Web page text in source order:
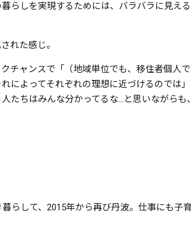
らしを実現するためには、バラバラに見え
れた感じ。
チャンスで「（地域単位でも、移住者個人
によってそれぞれの理想に近づけるのでは
たちはみんな分かってるな…と思いながら
らして、2015年から再び丹波。仕事にも子